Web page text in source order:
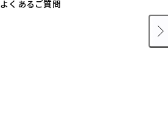
よくあるご質問